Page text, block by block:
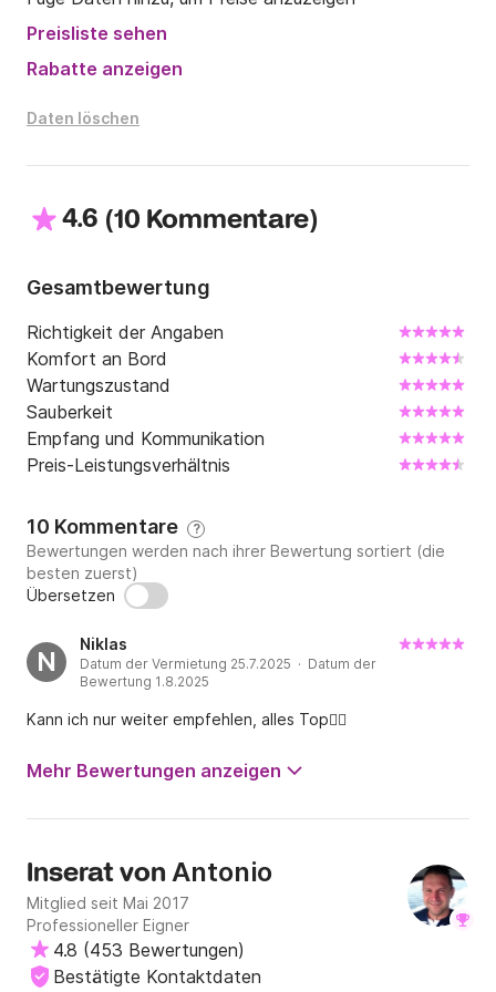
Preisliste sehen
Rabatte anzeigen
Daten löschen
4.6 (10 Kommentare)
Gesamtbewertung
Richtigkeit der Angaben
Komfort an Bord
Wartungszustand
Sauberkeit
Empfang und Kommunikation
Preis-Leistungsverhältnis
10 Kommentare ?
Bewertungen werden nach ihrer Bewertung sortiert (die
besten zuerst)
Übersetzen
N
Niklas
Datum der Vermietung 25.7.2025 · Datum der
Bewertung 1.8.2025
Kann ich nur weiter empfehlen, alles Top👍🏼
Mehr Bewertungen anzeigen
Inserat von Antonio
Mitglied seit Mai 2017
Professioneller Eigner
4.8 (453 Bewertungen)
Bestätigte Kontaktdaten